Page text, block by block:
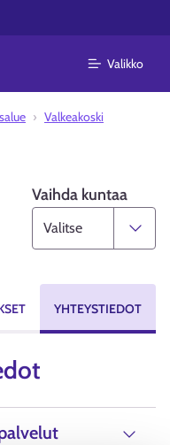
Valikko
Valkeakoski
Vaihda kuntaa
YHTEYSTIEDOT